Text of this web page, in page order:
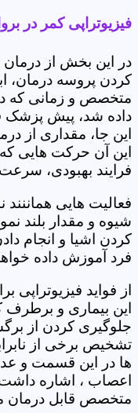
فیزیوتراپی کمر در
در این بخش از درمان
کردن پروسه درمان،
متخصص و زمانی که
داده شد، پیش پزشک
این جا، مقداری از
این آن حرکت هایی
فرایند بهبودی،
فعالیت هایی
شیوه و مقدار بلند
کردن اشیا و انجام
فرد آموزش داده
از فواید فیزیوتراپی
این بیماری و
جلوگیری کردن از
تشخیص برخی از
ها در این قسمت و
اعصاب ، اشاره داشت
متخصص قابل درمان